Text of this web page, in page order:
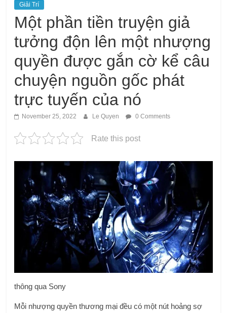
Giải Trí
Một phần tiền truyện giả
tưởng độn lên một nhượng
quyền được gắn cờ kể câu
chuyện nguồn gốc phát
trực tuyến của nó
November 25, 2022 Le Quyen 0 Comments
Rate this post
thông qua Sony
Mỗi nhượng quyền thương mại đều có một nút hoảng sợ